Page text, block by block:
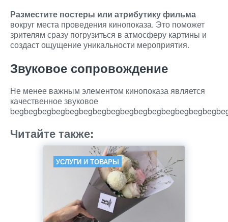
Разместите постеры или атрибутику фильма
вокруг места проведения кинопоказа. Это поможет
зрителям сразу погрузиться в атмосферу картины и
создаст ощущение уникальности мероприятия.
Звуковое сопровождение
Не менее важным элементом кинопоказа является
качественное звуковое
Читайте также:
УСЛУГИ И ТОВАРЫ